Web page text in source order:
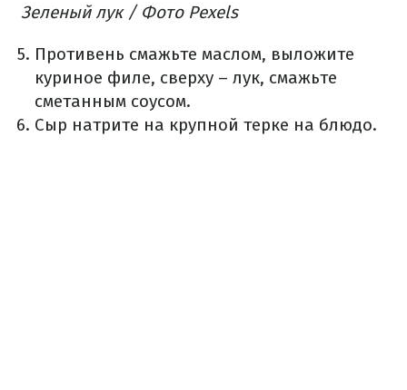
Зеленый лук / Фото Pexels
Противень смажьте маслом, выложите
куриное филе, сверху – лук, смажьте
сметанным соусом.
Сыр натрите на крупной терке на блюдо.